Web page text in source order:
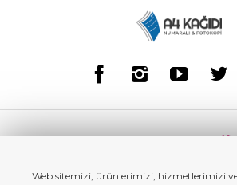
Web sitemizi, ürünlerimizi, hizmetlerimizi